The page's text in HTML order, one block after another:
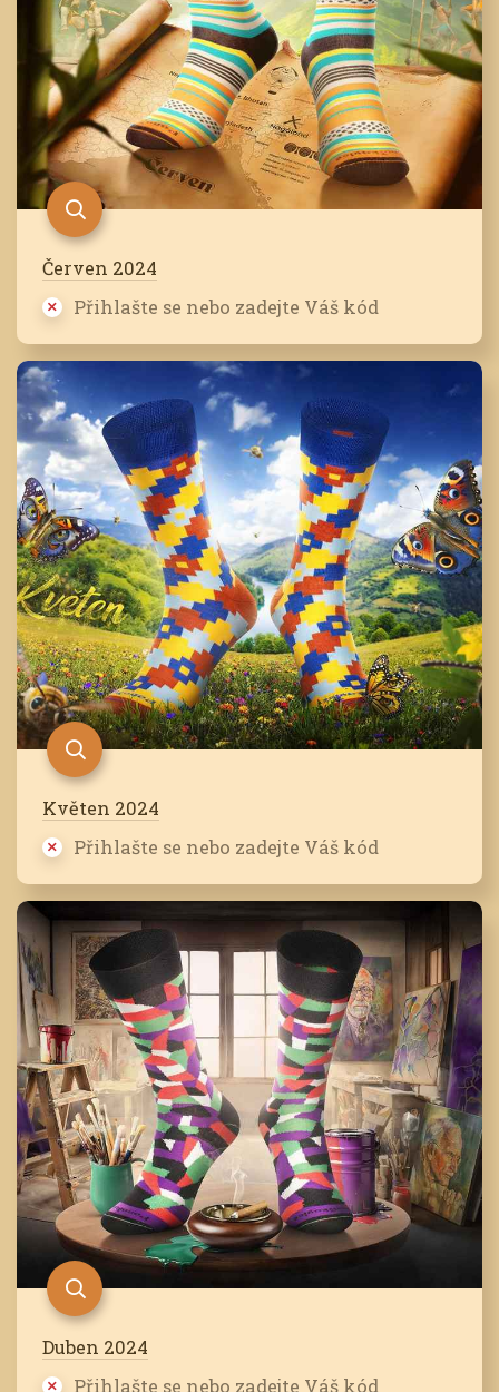
Červen 2024
Přihlašte se nebo zadejte Váš kód
Květen 2024
Přihlašte se nebo zadejte Váš kód
Duben 2024
Přihlašte se nebo zadejte Váš kód